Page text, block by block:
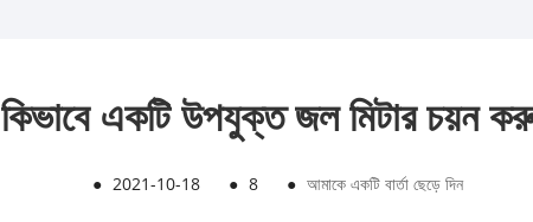
কিভাবে একটি উপযুক্ত জল মিটার চয়ন
● 2021-10-18 ● 8 ● আমাকে একটি বার্তা ছেড়ে দিন